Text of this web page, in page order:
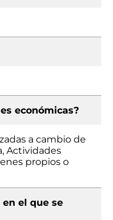
económicas?
a cambio de
Actividades
propios o
el que se